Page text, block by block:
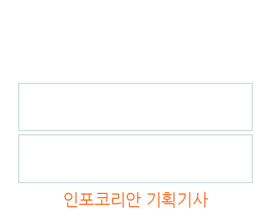
인포코리안 기획기사